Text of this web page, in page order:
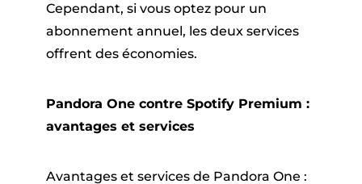
Cependant, si vous optez pour un
abonnement annuel, les deux services
offrent des économies.
Pandora One contre Spotify Premium :
avantages et services
Avantages et services de Pandora One :